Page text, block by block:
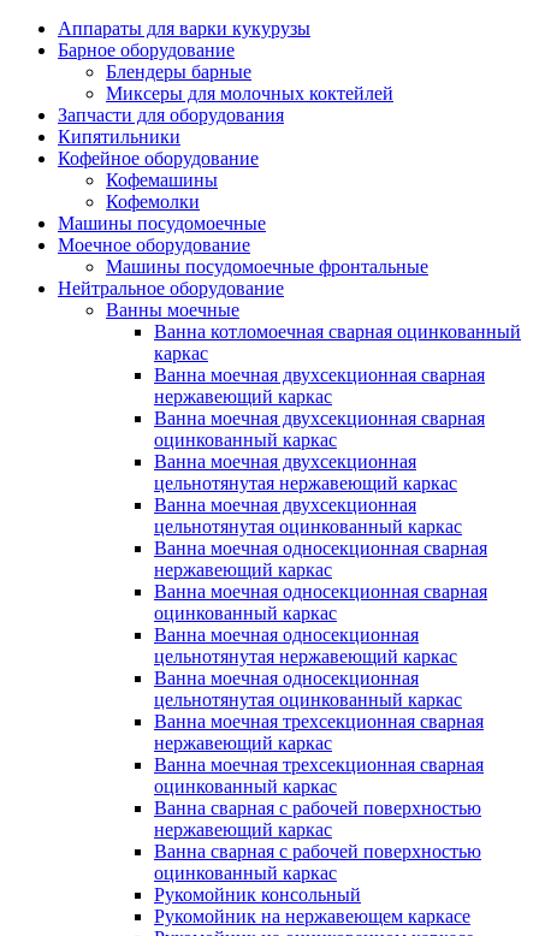
Аппараты для варки кукурузы
Барное оборудование
Блендеры барные
Миксеры для молочных коктейлей
Запчасти для оборудования
Кипятильники
Кофейное оборудование
Кофемашины
Кофемолки
Машины посудомоечные
Моечное оборудование
Машины посудомоечные фронтальные
Нейтральное оборудование
Ванны моечные
Ванна котломоечная сварная оцинкованный
каркас
Ванна моечная двухсекционная сварная
нержавеющий каркас
Ванна моечная двухсекционная сварная
оцинкованный каркас
Ванна моечная двухсекционная
цельнотянутая нержавеющий каркас
Ванна моечная двухсекционная
цельнотянутая оцинкованный каркас
Ванна моечная односекционная сварная
нержавеющий каркас
Ванна моечная односекционная сварная
оцинкованный каркас
Ванна моечная односекционная
цельнотянутая нержавеющий каркас
Ванна моечная односекционная
цельнотянутая оцинкованный каркас
Ванна моечная трехсекционная сварная
нержавеющий каркас
Ванна моечная трехсекционная сварная
оцинкованный каркас
Ванна сварная с рабочей поверхностью
нержавеющий каркас
Ванна сварная с рабочей поверхностью
оцинкованный каркас
Рукомойник консольный
Рукомойник на нержавеющем каркасе